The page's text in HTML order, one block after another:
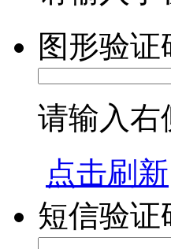
图形验证
请输入右
点击刷新
短信验证